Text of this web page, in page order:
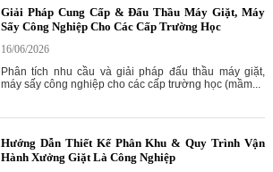
Giải Pháp Cung Cấp & Đấu Thầu Máy Giặt, Máy
Sấy Công Nghiệp Cho Các Cấp Trường Học
16/06/2026
Phân tích nhu cầu và giải pháp đấu thầu máy giặt,
máy sấy công nghiệp cho các cấp trường học (mầm...
Hướng Dẫn Thiết Kế Phân Khu & Quy Trình Vận
Hành Xưởng Giặt Là Công Nghiệp